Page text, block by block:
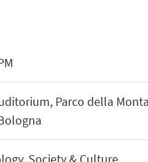
Parco della